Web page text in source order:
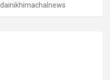
dainikhimachalnews